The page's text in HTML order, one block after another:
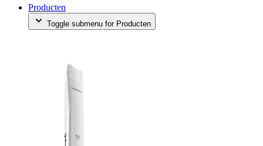
Producten
Toggle submenu for Producten